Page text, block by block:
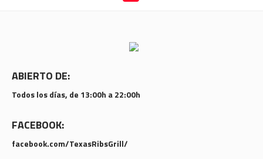
ABIERTO DE:
Todos los días, de 13:00h a 22:00h
FACEBOOK:
facebook.com/TexasRibsGrill/